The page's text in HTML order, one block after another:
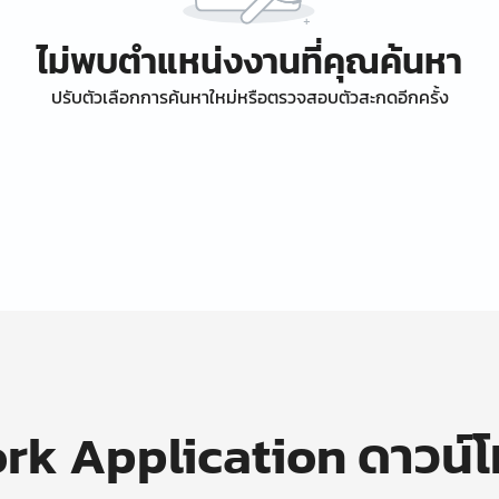
ไม่พบตำแหน่งงานที่คุณค้นหา
ปรับตัวเลือกการค้นหาใหม่หรือตรวจสอบตัวสะกดอีกครั้ง
Application ดาวน์